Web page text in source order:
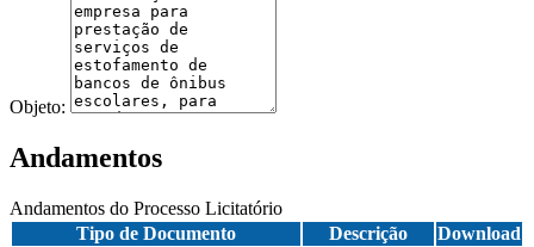
Objeto:
Andamentos
Andamentos do Processo Licitatório
Tipo de Documento
Descrição
Download